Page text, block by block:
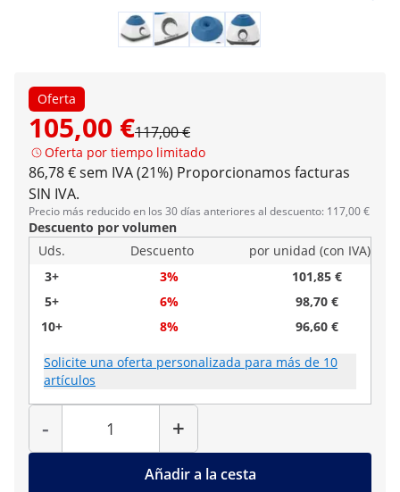
Oferta
105,00 €117,00 €
Oferta por tiempo limitado
86,78 € sem IVA (21%) Proporcionamos facturas
SIN IVA.
Precio más reducido en los 30 días anteriores al descuento: 117,00 €
Descuento por volumen
Uds.
Descuento
por unidad (con IVA)
3+
3%
101,85 €
5+
6%
98,70 €
10+
8% 96,60 €
Solicite una oferta personalizada para más de 10
artículos
-
Cantidad
+
Añadir a la cesta